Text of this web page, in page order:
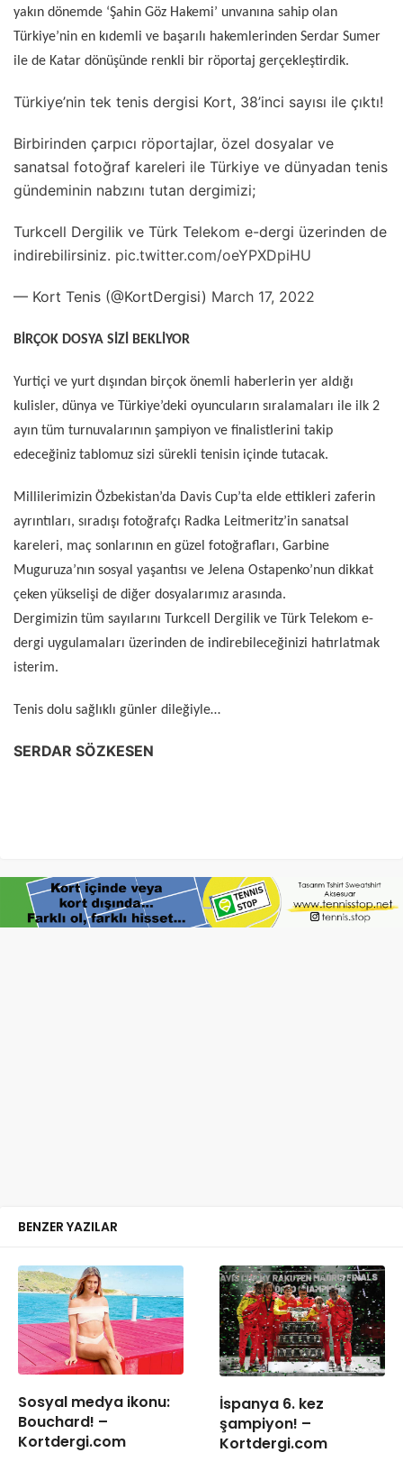
yakın dönemde ‘Şahin Göz Hakemi’ unvanına sahip olan
Türkiye’nin en kıdemli ve başarılı hakemlerinden Serdar Sumer
ile de Katar dönüşünde renkli bir röportaj gerçekleştirdik.
Türkiye’nin tek tenis dergisi Kort, 38’inci sayısı ile çıktı!
Birbirinden çarpıcı röportajlar, özel dosyalar ve
sanatsal fotoğraf kareleri ile Türkiye ve dünyadan tenis
gündeminin nabzını tutan dergimizi;
Turkcell Dergilik ve Türk Telekom e-dergi üzerinden de
indirebilirsiniz. pic.twitter.com/oeYPXDpiHU
— Kort Tenis (@KortDergisi) March 17, 2022
BİRÇOK DOSYA SİZİ BEKLİYOR
Yurtiçi ve yurt dışından birçok önemli haberlerin yer aldığı
kulisler, dünya ve Türkiye’deki oyuncuların sıralamaları ile ilk 2
ayın tüm turnuvalarının şampiyon ve finalistlerini takip
edeceğiniz tablomuz sizi sürekli tenisin içinde tutacak.
Millilerimizin Özbekistan’da Davis Cup’ta elde ettikleri zaferin
ayrıntıları, sıradışı fotoğrafçı Radka Leitmeritz’in sanatsal
kareleri, maç sonlarının en güzel fotoğrafları, Garbine
Muguruza’nın sosyal yaşantısı ve Jelena Ostapenko’nun dikkat
çeken yükselişi de diğer dosyalarımız arasında.
Dergimizin tüm sayılarını Turkcell Dergilik ve Türk Telekom e-
dergi uygulamaları üzerinden de indirebileceğinizi hatırlatmak
isterim.
Tenis dolu sağlıklı günler dileğiyle…
SERDAR SÖZKESEN
BENZER YAZILAR
Sosyal medya ikonu:
Bouchard! –
Kortdergi.com
İspanya 6. kez
şampiyon! –
Kortdergi.com